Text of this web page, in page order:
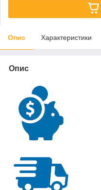
Опис Характеристики
Опис